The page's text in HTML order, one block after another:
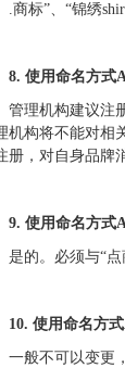
.商标”、“锦绣
8. 使用命名方式
管理机构建议注
机构将不能对相
册，对自身品牌
9. 使用命名方式
是的。必须与“点
10.使用命名方
一般不可以变更